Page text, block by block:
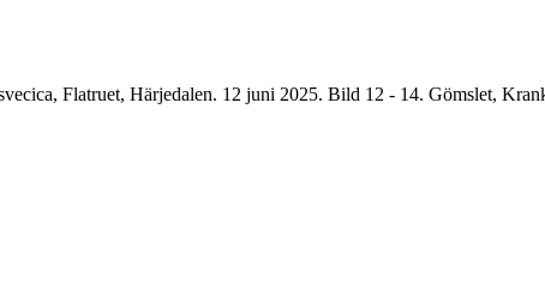
Flatruet, Härjedalen. 12 juni 2025. Bild 12 - 14. Gömslet,